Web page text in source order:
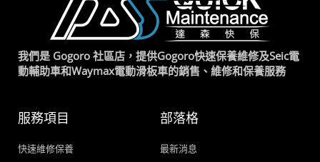
我們是 Gogoro 社區店，提供Gogoro快速保養維修及Seic電
動輔助車和Waymax電動滑板車的銷售、維修和保養服務
服務項目
快速維修保養
部落格
最新消息